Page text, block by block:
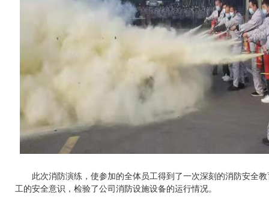
此次消防演练，使参加的全体员工得到了一次深刻的消防安全
工的安全意识，检验了公司消防设施设备的运行情况。